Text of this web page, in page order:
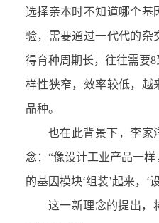
选择亲本时不知道哪个基
验，需要通过一代代的杂
得育种周期长，往往需要
样性狭窄，效率较低，越
品种。
也在此背景下，李家
念：“像设计工业产品一
的基因模块‘组装’起来，‘
这一新理念的提出，